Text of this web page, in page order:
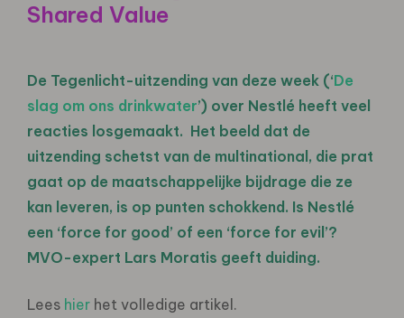
Shared Value
De Tegenlicht-uitzending van deze week (‘De
slag om ons drinkwater’) over Nestlé heeft veel
reacties losgemaakt. Het beeld dat de
uitzending schetst van de multinational, die prat
gaat op de maatschappelijke bijdrage die ze
kan leveren, is op punten schokkend. Is Nestlé
een ‘force for good’ of een ‘force for evil’?
MVO-expert Lars Moratis geeft duiding.
Lees hier het volledige artikel.